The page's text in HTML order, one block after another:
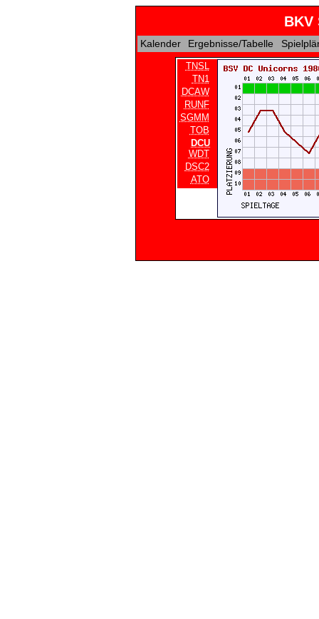
BKV
Kalender Ergebnisse/Tabelle
TNSL
TN1
DCAW
RUNF
SGMM
TOB
DCU
WDT
DSC2
ATO